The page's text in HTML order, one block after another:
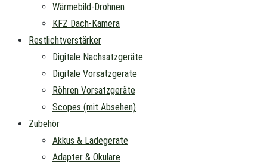
Wärmebild-Drohnen
KFZ Dach-Kamera
Restlichtverstärker
Digitale Nachsatzgeräte
Digitale Vorsatzgeräte
Röhren Vorsatzgeräte
Scopes (mit Absehen)
Zubehör
Akkus & Ladegeräte
Adapter & Okulare